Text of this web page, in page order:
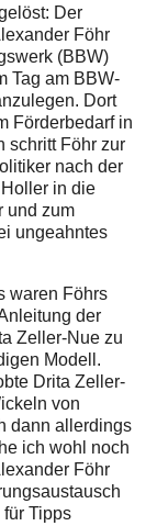
Der
Föhr
(BBW)
Tag am BBW-
Dort
Förderbedarf in
schritt Föhr zur
nach der
in die
und zum
ungeahntes
waren Föhrs
der
Zeller-Nue zu
Modell.
Drita Zeller-
von
dann allerdings
ich wohl noch
Föhr
Tipps